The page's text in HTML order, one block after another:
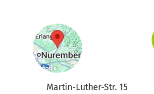
Martin-Luther-Str. 15